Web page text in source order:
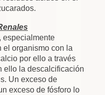
especialmente
el organismo con la
por ello a través
ello la descalcificación
Un exceso de
exceso de fósforo lo